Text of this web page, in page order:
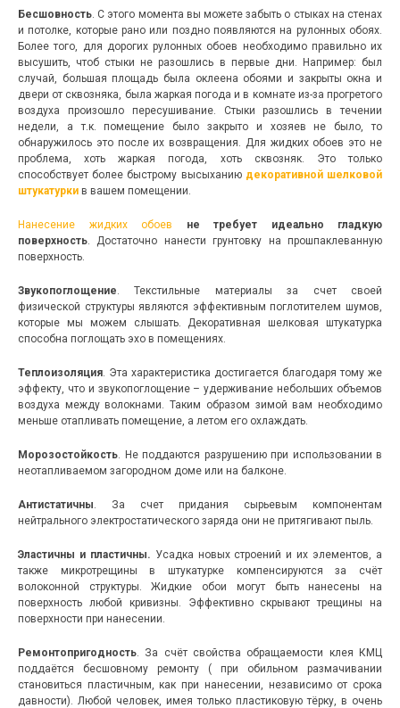
Бесшовность. С этого момента вы можете забыть о стыках на стенах
и потолке, которые рано или поздно появляются на рулонных обоях.
Более того, для дорогих рулонных обоев необходимо правильно их
высушить, чтоб стыки не разошлись в первые дни. Например: был
случай, большая площадь была оклеена обоями и закрыты окна и
двери от сквозняка, была жаркая погода и в комнате из-за прогретого
воздуха произошло пересушивание. Стыки разошлись в течении
недели, а т.к. помещение было закрыто и хозяев не было, то
обнаружилось это после их возвращения. Для жидких обоев это не
проблема, хоть жаркая погода, хоть сквозняк. Это только
способствует более быстрому высыханию декоративной шелковой
штукатурки в вашем помещении.
Нанесение жидких обоев
не требует идеально гладкую
поверхность. Достаточно нанести грунтовку на прошпаклеванную
поверхность.
Звукопоглощение. Текстильные материалы за счет своей
физической структуры являются эффективным поглотителем шумов,
которые мы можем слышать. Декоративная шелковая штукатурка
способна поглощать эхо в помещениях.
Теплоизоляция. Эта характеристика достигается благодаря тому же
эффекту, что и звукопоглощение – удерживание небольших объемов
воздуха между волокнами. Таким образом зимой вам необходимо
меньше отапливать помещение, а летом его охлаждать.
Морозостойкость. Не поддаются разрушению при использовании в
неотапливаемом загородном доме или на балконе.
Антистатичны. За счет придания сырьевым компонентам
нейтрального электростатического заряда они не притягивают пыль.
Эластичны и пластичны. Усадка новых строений и их элементов, а
также микротрещины в штукатурке компенсируются за счёт
волоконной структуры. Жидкие обои могут быть нанесены на
поверхность любой кривизны. Эффективно скрывают трещины на
поверхности при нанесении.
Ремонтопригодность. За счёт свойства обращаемости клея КМЦ
поддаётся бесшовному ремонту ( при обильном размачивании
становиться пластичным, как при нанесении, независимо от срока
давности). Любой человек, имея только пластиковую тёрку, в очень